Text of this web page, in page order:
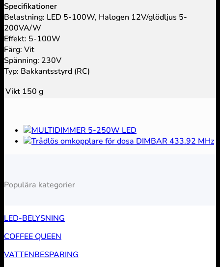
Specifikationer
Belastning: LED 5-100W, Halogen 12V/glödljus 5-
200VA/W
Effekt: 5-100W
Färg: Vit
Spänning: 230V
Typ: Bakkantsstyrd (RC)
Vikt 150 g
Populära kategorier
LED-BELYSNING
COFFEE QUEEN
VATTENBESPARING